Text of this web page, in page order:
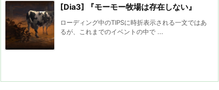
[Dia3] 『モーモー牧場は存在しない』
ローディング中のTIPSに時折表示される一文ではあ
るが、これまでのイベントの中で ...